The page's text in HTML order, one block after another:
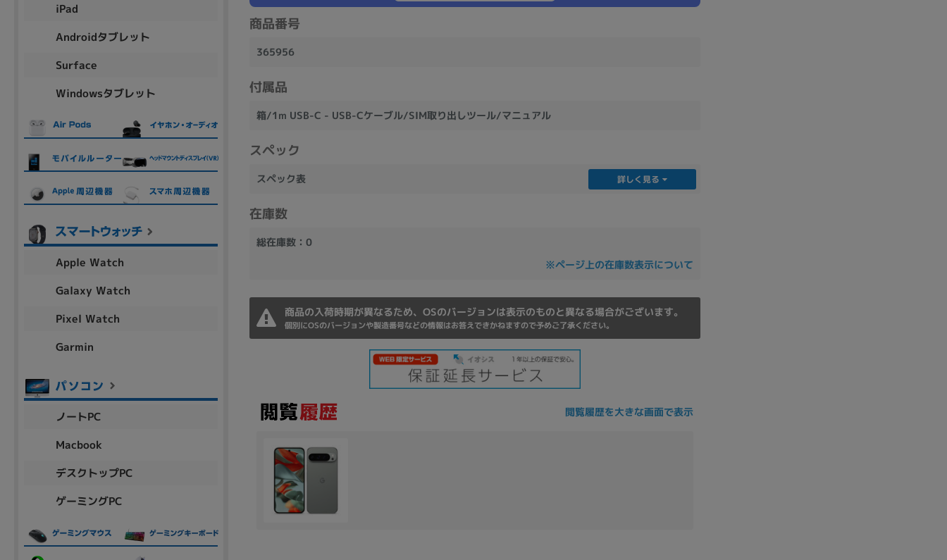
商品番号
365956
付属品
箱/1m USB-C - USB-Cケーブル/SIM取り出しツール/マニュアル
スペック
スペック表 詳しく見る
在庫数
総在庫数：0
※ページ上の在庫数表示について
商品の入荷時期が異なるため、OSのバージョンは表示のものと異なる場合がございます。
個別にOSのバージョンや製造番号などの情報はお答えできかねますので予めご了承ください。
閲覧履歴を大きな画面で表示
iPad
Androidタブレット
Surface
Windowsタブレット
Apple Watch
Galaxy Watch
Pixel Watch
Garmin
ノートPC
Macbook
デスクトップPC
ゲーミングPC
商品の搭載機能による絞り込み
Webカメラ内蔵
DVDスーパーマルチ その他
ランク
商品状態の絞り込み
新品/未使用 中古 新品
その他
メモリ
~
容量
~
円 ～